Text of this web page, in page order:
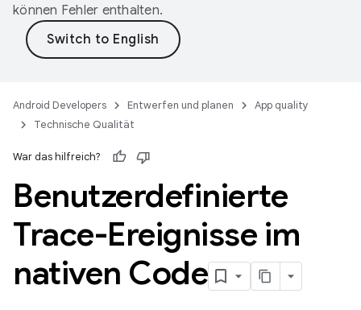
können Fehler enthalten.
Android Developers Entwerfen und planen
App quality
Technische Qualität
War das hilfreich?
Benutzerdefinierte
Trace-Ereignisse im
nativen Code